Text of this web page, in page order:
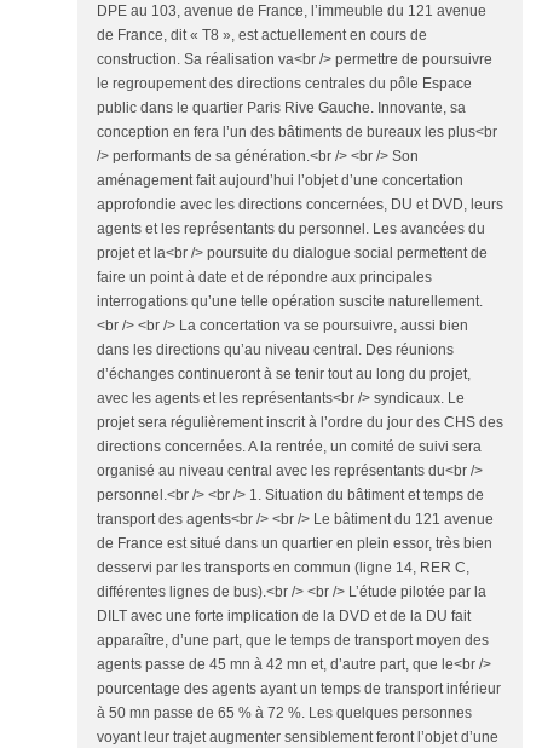
DPE au 103, avenue de France, l’immeuble du 121 avenue
de France, dit « T8 », est actuellement en cours de
construction. Sa réalisation va<br /> permettre de poursuivre
le regroupement des directions centrales du pôle Espace
public dans le quartier Paris Rive Gauche. Innovante, sa
conception en fera l’un des bâtiments de bureaux les plus<br
/> performants de sa génération.<br /> <br /> Son
aménagement fait aujourd’hui l’objet d’une concertation
approfondie avec les directions concernées, DU et DVD, leurs
agents et les représentants du personnel. Les avancées du
projet et la<br /> poursuite du dialogue social permettent de
faire un point à date et de répondre aux principales
interrogations qu’une telle opération suscite naturellement.
<br /> <br /> La concertation va se poursuivre, aussi bien
dans les directions qu’au niveau central. Des réunions
d’échanges continueront à se tenir tout au long du projet,
avec les agents et les représentants<br /> syndicaux. Le
projet sera régulièrement inscrit à l’ordre du jour des CHS des
directions concernées. A la rentrée, un comité de suivi sera
organisé au niveau central avec les représentants du<br />
personnel.<br /> <br /> 1. Situation du bâtiment et temps de
transport des agents<br /> <br /> Le bâtiment du 121 avenue
de France est situé dans un quartier en plein essor, très bien
desservi par les transports en commun (ligne 14, RER C,
différentes lignes de bus).<br /> <br /> L’étude pilotée par la
DILT avec une forte implication de la DVD et de la DU fait
apparaître, d’une part, que le temps de transport moyen des
agents passe de 45 mn à 42 mn et, d’autre part, que le<br />
pourcentage des agents ayant un temps de transport inférieur
à 50 mn passe de 65 % à 72 %. Les quelques personnes
voyant leur trajet augmenter sensiblement feront l’objet d’une